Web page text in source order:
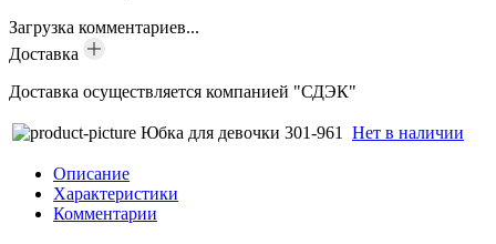
Загрузка комментариев...
Доставка
Доставка осуществляется компанией "СДЭК"
Юбка для девочки 301-961 Нет в наличии
Описание
Характеристики
Комментарии